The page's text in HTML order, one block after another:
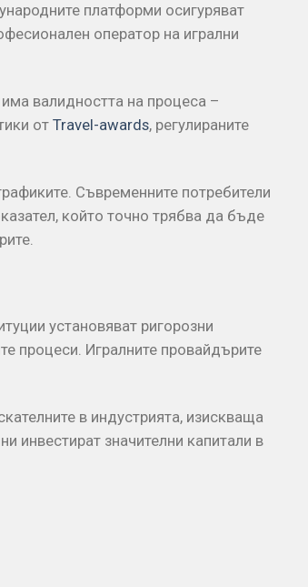
платформи осигуряват
оператор на игрални
валидността на процеса –
отTravel-awards, регулираните
Съвременните потребители
който точно трябва да бъде
установяват ригорозни
процеси. Игралните провайдърите
в индустрията, изискваща
инвестират значителни капитали в